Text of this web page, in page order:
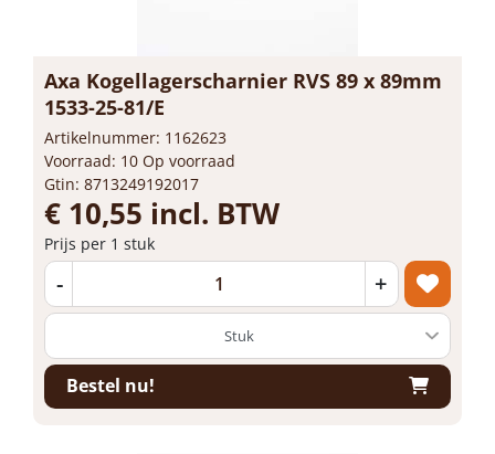
Axa Kogellagerscharnier RVS 89 x 89mm
1533-25-81/E
Artikelnummer: 1162623
Voorraad: 10 Op voorraad
Gtin: 8713249192017
€ 10,55 incl. BTW
Prijs per 1 stuk
- +
Bestel nu!